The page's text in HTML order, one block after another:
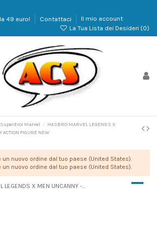
49 euro! Contattaci
Il mio account
La Tua Lista dei Desideri (0)
SuperEroi Marvel
HASBRO MARVEL LEGENDS X
ACTION FIGURE NEW
un nuovo ordine dal tuo paese (United States).
un nuovo ordine dal tuo paese (United States).